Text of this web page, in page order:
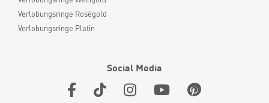
Verlobungsringe Roségold
Verlobungsringe Platin
Social Media